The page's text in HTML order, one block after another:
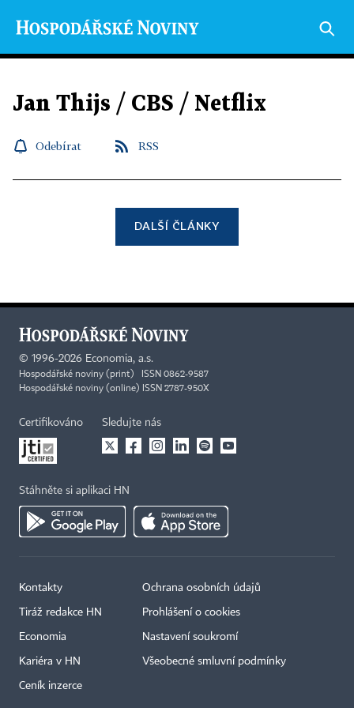
Jan Thijs / CBS / Netflix
Odebírat RSS
DALŠÍ ČLÁNKY
© 1996-2026 Economia, a.s.
Hospodářské noviny (print) ISSN 0862-9587
Hospodářské noviny (online) ISSN 2787-950X
Certifikováno Sledujte nás
Stáhněte si aplikaci HN
Kontakty
Tiráž redakce HN
Economia
Kariéra v HN
Ceník inzerce
Ochrana osobních údajů
Prohlášení o cookies
Nastavení soukromí
Všeobecné smluvní podmínky